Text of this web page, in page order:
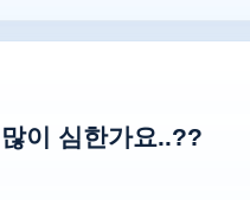
이 심한가요..??